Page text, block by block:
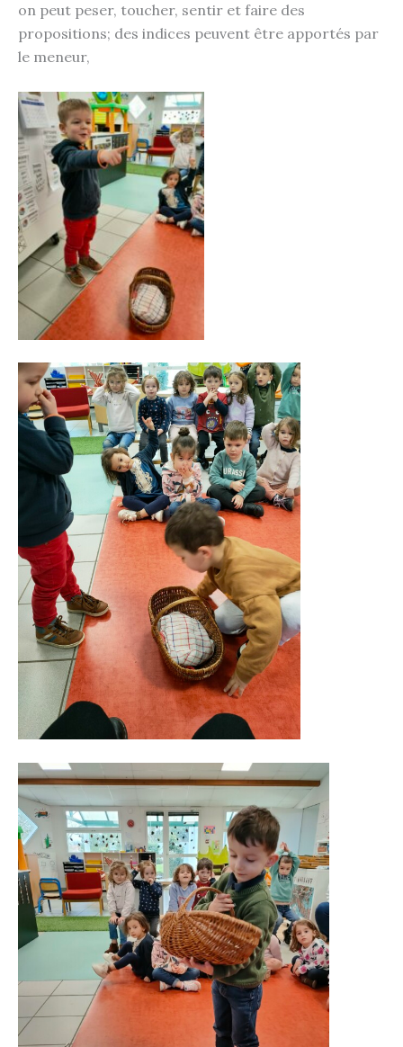
on peut peser, toucher, sentir et faire des
propositions; des indices peuvent être apportés par
le meneur,